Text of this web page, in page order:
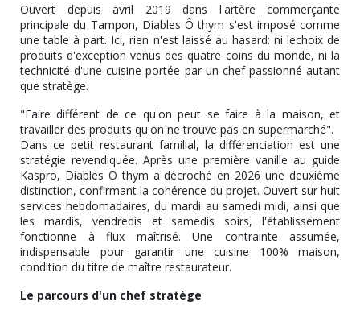
Ouvert depuis avril 2019 dans l'artère commerçante
principale du Tampon, Diables Ô thym s'est imposé comme
une table à part. Ici, rien n'est laissé au hasard: ni lechoix de
produits d'exception venus des quatre coins du monde, ni la
technicité d'une cuisine portée par un chef passionné autant
que stratège.
"Faire différent de ce qu'on peut se faire à la maison, et
travailler des produits qu'on ne trouve pas en supermarché".
Dans ce petit restaurant familial, la différenciation est une
stratégie revendiquée. Après une première vanille au guide
Kaspro, Diables O thym a décroché en 2026 une deuxième
distinction, confirmant la cohérence du projet. Ouvert sur huit
services hebdomadaires, du mardi au samedi midi, ainsi que
les mardis, vendredis et samedis soirs, l'établissement
fonctionne à flux maîtrisé. Une contrainte assumée,
indispensable pour garantir une cuisine 100% maison,
condition du titre de maître restaurateur.
Le parcours d'un chef stratège